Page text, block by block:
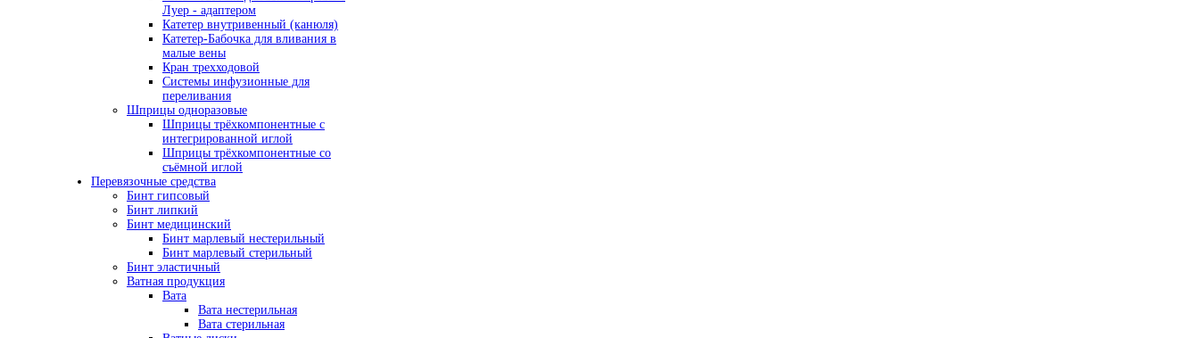
Луер - адаптером
Катетер внутривенный (канюля)
Катетер-Бабочка для вливания в
малые вены
Кран трехходовой
Системы инфузионные для
переливания
Шприцы одноразовые
Шприцы трёхкомпонентные с
интегрированной иглой
Шприцы трёхкомпонентные со
съёмной иглой
Перевязочные средства
Бинт гипсовый
Бинт липкий
Бинт медицинский
Бинт марлевый нестерильный
Бинт марлевый стерильный
Бинт эластичный
Ватная продукция
Вата
Вата нестерильная
Вата стерильная